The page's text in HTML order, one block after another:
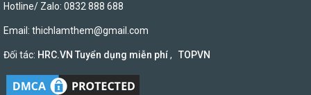
Hotline/ Zalo: 0832 888 688
Email: thichlamthem@gmail.com
Đối tác: HRC.VN Tuyển dụng miễn phí, TOPVN